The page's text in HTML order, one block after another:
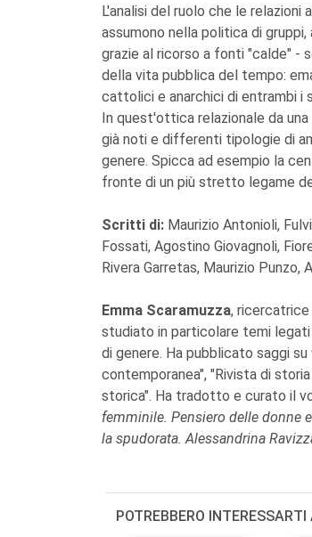
L'analisi del ruolo che le
assumono nella politica di
grazie al ricorso a fonti "calde" -
della vita pubblica del tempo:
cattolici e anarchici di entrambi i
In quest'ottica relazionale da
già noti e differenti tipologie di
genere. Spicca ad esempio la
fronte di un più stretto legame
Scritti di: Maurizio Antonioli,
Fossati, Agostino Giovagnoli,
Rivera Garretas, Maurizio Punzo,
Emma Scaramuzza, ricercatrice
studiato in particolare temi
di genere. Ha pubblicato saggi
contemporanea", "Rivista di
storica". Ha tradotto e curato il
femminile. Pensiero delle donne
la spudorata. Alessandrina
POTREBBERO INTERESSARTI